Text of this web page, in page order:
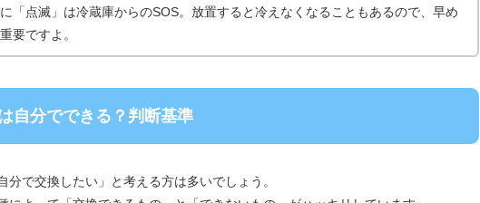
「点滅」は冷蔵庫からのSOS。放置すると冷えなくなることもあるので、早め
要ですよ。
自分でできる？判断基準
分で交換したい」と考える方は多いでしょう。